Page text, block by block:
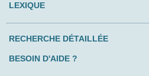
LEXIQUE
RECHERCHE DÉTAILLÉE
BESOIN D'AIDE ?